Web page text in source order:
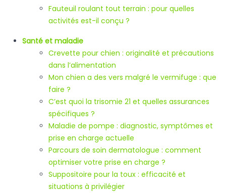
Fauteuil roulant tout terrain : pour quelles
activités est-il conçu ?
Santé et maladie
Crevette pour chien : originalité et précautions
dans l’alimentation
Mon chien a des vers malgré le vermifuge : que
faire ?
C’est quoi la trisomie 21 et quelles assurances
spécifiques ?
Maladie de pompe : diagnostic, symptômes et
prise en charge actuelle
Parcours de soin dermatologue : comment
optimiser votre prise en charge ?
Suppositoire pour la toux : efficacité et
situations à privilégier